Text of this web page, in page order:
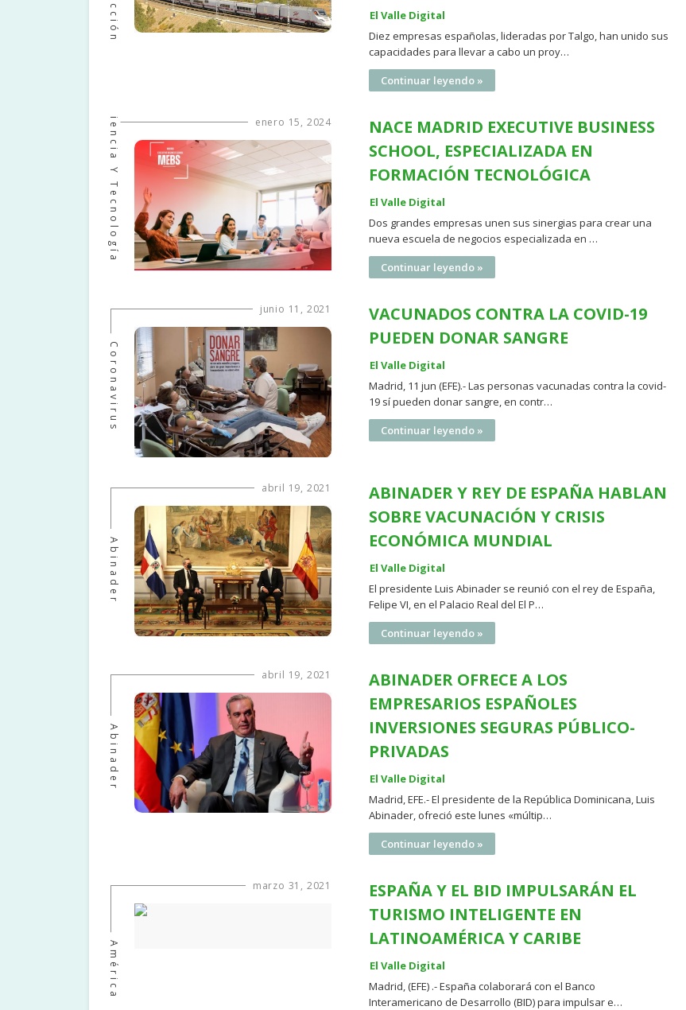
El Valle Digital
Diez empresas españolas, lideradas por Talgo, han unido sus
capacidades para llevar a cabo un proy…
Continuar leyendo »
enero 15, 2024
Ciencia Y Tecnología
NACE MADRID EXECUTIVE BUSINESS
SCHOOL, ESPECIALIZADA EN
FORMACIÓN TECNOLÓGICA
El Valle Digital
Dos grandes empresas unen sus sinergias para crear una
nueva escuela de negocios especializada en …
Continuar leyendo »
junio 11, 2021
Coronavirus
VACUNADOS CONTRA LA COVID-19
PUEDEN DONAR SANGRE
El Valle Digital
Madrid, 11 jun (EFE).- Las personas vacunadas contra la covid-
19 sí pueden donar sangre, en contr…
Continuar leyendo »
abril 19, 2021
Abinader
ABINADER Y REY DE ESPAÑA HABLAN
SOBRE VACUNACIÓN Y CRISIS
ECONÓMICA MUNDIAL
El Valle Digital
El presidente Luis Abinader se reunió con el rey de España,
Felipe VI, en el Palacio Real del El P…
Continuar leyendo »
abril 19, 2021
Abinader
ABINADER OFRECE A LOS
EMPRESARIOS ESPAÑOLES
INVERSIONES SEGURAS PÚBLICO-
PRIVADAS
El Valle Digital
Madrid, EFE.- El presidente de la República Dominicana, Luis
Abinader, ofreció este lunes «múltip…
Continuar leyendo »
marzo 31, 2021
América
ESPAÑA Y EL BID IMPULSARÁN EL
TURISMO INTELIGENTE EN
LATINOAMÉRICA Y CARIBE
El Valle Digital
Madrid, (EFE) .- España colaborará con el Banco
Interamericano de Desarrollo (BID) para impulsar e…